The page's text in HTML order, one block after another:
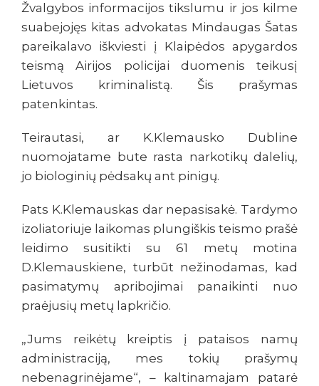
Žvalgybos informacijos tikslumu ir jos kilme
suabejojęs kitas advokatas Mindaugas Šatas
pareikalavo iškviesti į Klaipėdos apygardos
teismą Airijos policijai duomenis teikusį
Lietuvos kriminalistą. Šis prašymas
patenkintas.
Teirautasi, ar K.Klemausko Dubline
nuomojatame bute rasta narkotikų dalelių,
jo biologinių pėdsakų ant pinigų.
Pats K.Klemauskas dar nepasisakė. Tardymo
izoliatoriuje laikomas plungiškis teismo prašė
leidimo susitikti su 61 metų motina
D.Klemauskiene, turbūt nežinodamas, kad
pasimatymų apribojimai panaikinti nuo
praėjusių metų lapkričio.
„Jums reikėtų kreiptis į pataisos namų
administraciją, mes tokių prašymų
nebenagrinėjame“, – kaltinamajam patarė